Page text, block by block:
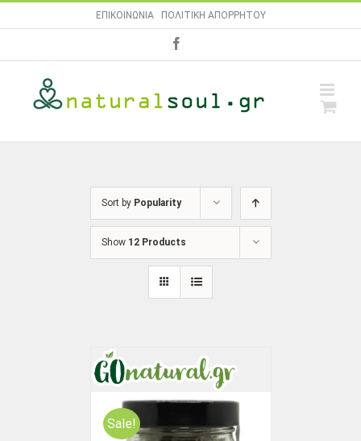
to
ΕΠΙΚΟΙΝΩΝΙΑ| ΠΟΛΙΤΙΚΗ ΑΠΟΡΡΗΤΟΥ
Sort by Popularity
Show 12 Products
Sale!